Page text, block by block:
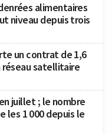
alimentaires
niveau depuis trois
un contrat de 1,6
réseau satellitaire
juillet ; le nombre
les 1 000 depuis le